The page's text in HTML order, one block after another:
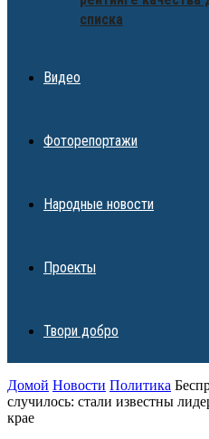
списка
Видео
Фоторепортажи
Народные новости
Проекты
Твори добро
Домой Новости Политика
случилось: стали известны
крае